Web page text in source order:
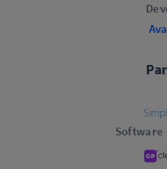
Software